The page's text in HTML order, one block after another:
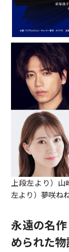
上段左より）山
左より）夢咲ね
永遠の名
められた物